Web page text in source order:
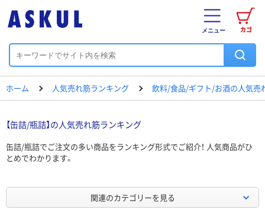
カゴ
メニュー
ホーム 人気売れ筋ランキング 飲料/食品/ギフト/お酒の人気売
【缶詰/瓶詰】の人気売れ筋ランキング
缶詰/瓶詰でご注文の多い商品をランキング形式でご紹介！ 人気商品がひ
とめでわかります。
関連のカテゴリーを見る